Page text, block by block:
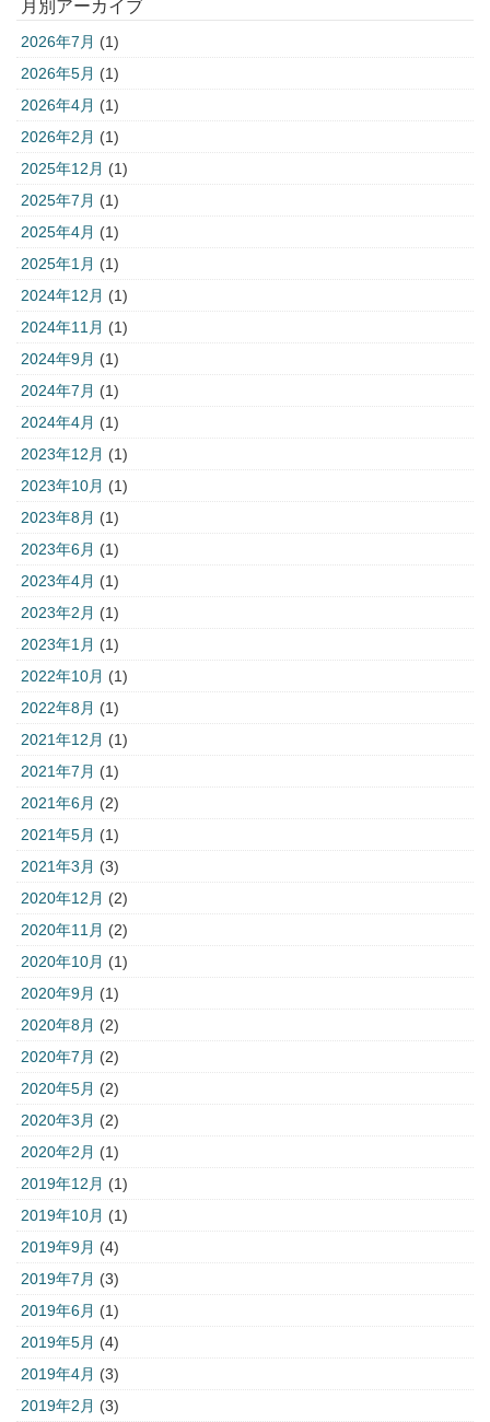
月別アーカイブ
2026年7月 (1)
2026年5月 (1)
2026年4月 (1)
2026年2月 (1)
2025年12月 (1)
2025年7月 (1)
2025年4月 (1)
2025年1月 (1)
2024年12月 (1)
2024年11月 (1)
2024年9月 (1)
2024年7月 (1)
2024年4月 (1)
2023年12月 (1)
2023年10月 (1)
2023年8月 (1)
2023年6月 (1)
2023年4月 (1)
2023年2月 (1)
2023年1月 (1)
2022年10月 (1)
2022年8月 (1)
2021年12月 (1)
2021年7月 (1)
2021年6月 (2)
2021年5月 (1)
2021年3月 (3)
2020年12月 (2)
2020年11月 (2)
2020年10月 (1)
2020年9月 (1)
2020年8月 (2)
2020年7月 (2)
2020年5月 (2)
2020年3月 (2)
2020年2月 (1)
2019年12月 (1)
2019年10月 (1)
2019年9月 (4)
2019年7月 (3)
2019年6月 (1)
2019年5月 (4)
2019年4月 (3)
2019年2月 (3)